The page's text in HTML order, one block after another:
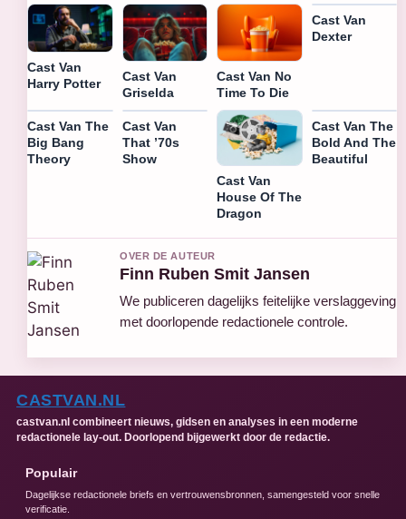
Cast Van
Harry Potter
Cast Van
Griselda
Cast Van No
Time To Die
Cast Van
Dexter
Cast Van The
Big Bang
Theory
Cast Van
That ’70s
Show
Cast Van
House Of The
Dragon
Cast Van The
Bold And The
Beautiful
OVER DE AUTEUR
Finn Ruben Smit Jansen
We publiceren dagelijks feitelijke verslaggeving
met doorlopende redactionele controle.
CASTVAN.NL
castvan.nl combineert nieuws, gidsen en analyses in een moderne
redactionele lay-out. Doorlopend bijgewerkt door de redactie.
Populair
Dagelijkse redactionele briefs en vertrouwensbronnen, samengesteld voor snelle
verificatie.